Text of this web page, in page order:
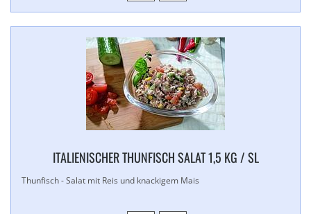
ITALIENISCHER THUNFISCH SALAT 1,​5 KG / SL
Thunfisch - Salat mit Reis und knackigem Mais